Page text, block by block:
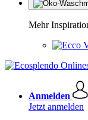
Mehr
Anmelden
Jetzt anmelden